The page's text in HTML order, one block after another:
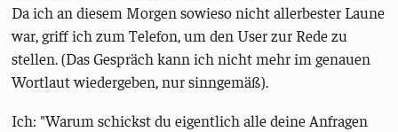
Da ich an diesem Morgen sowieso nicht allerbester Laune
war, griff ich zum Telefon, um den User zur Rede zu
stellen. (Das Gespräch kann ich nicht mehr im genauen
Wortlaut wiedergeben, nur sinngemäß).
Ich: "Warum schickst du eigentlich alle deine Anfragen